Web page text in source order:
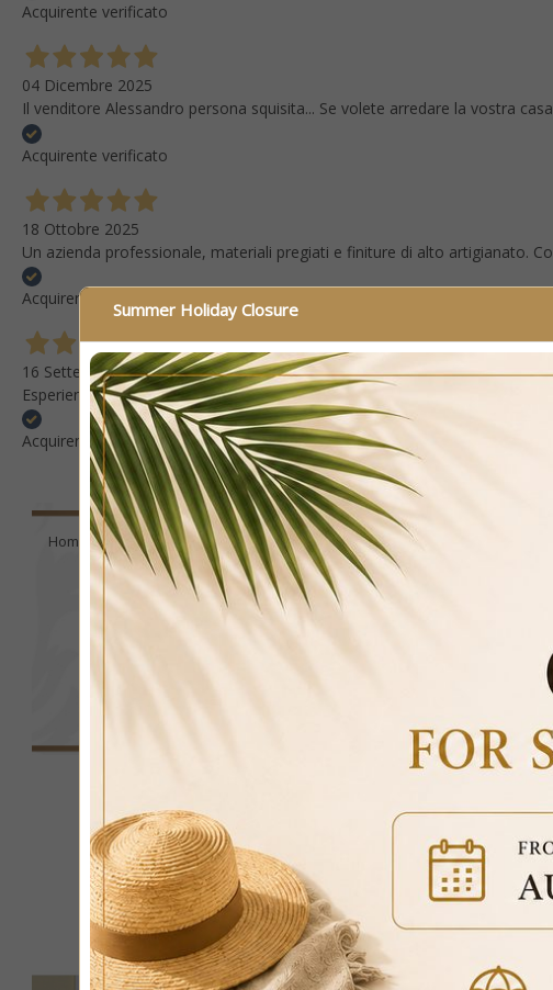
Summer Holiday Closure
Acquirente verificato
04 Dicembre 2025
Il venditore Alessandro persona squisita... Se volete arredare la vostra
Acquirente verificato
18 Ottobre 2025
Un azienda professionale, materiali pregiati e finiture di alto artigianato.
Acquirente verificato
16 Settembre 2025
Esperienza positiva Consiglio questo venditore
Acquirente verificato
Home Ceramics Luxury Ceramics Ivory and gold ceramic